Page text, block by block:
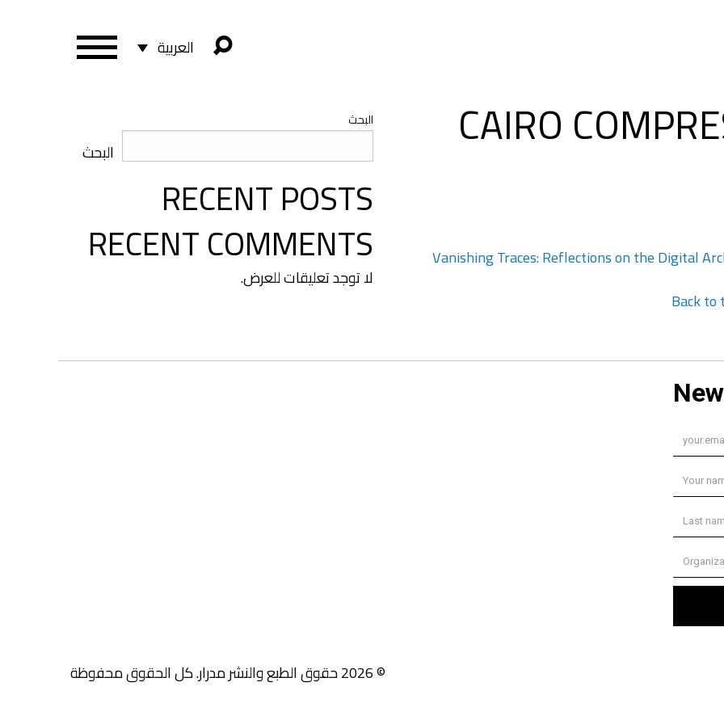
العربية
CAIRO
Vanishing Traces: Reflections on the Digital
البحث
البحث
RECENT POSTS
RECENT COMMENTS
لا توجد تعليقات للعرض.
© 2026 حقوق الطبع والنشر مدرار. كل الحقوق محفوظة